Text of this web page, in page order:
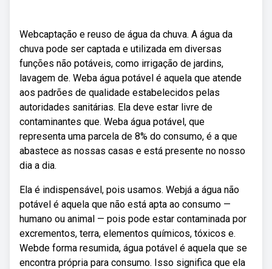
Webcaptação e reuso de água da chuva. A água da
chuva pode ser captada e utilizada em diversas
funções não potáveis, como irrigação de jardins,
lavagem de. Weba água potável é aquela que atende
aos padrões de qualidade estabelecidos pelas
autoridades sanitárias. Ela deve estar livre de
contaminantes que. Weba água potável, que
representa uma parcela de 8% do consumo, é a que
abastece as nossas casas e está presente no nosso
dia a dia.
Ela é indispensável, pois usamos. Webjá a água não
potável é aquela que não está apta ao consumo —
humano ou animal — pois pode estar contaminada por
excrementos, terra, elementos químicos, tóxicos e.
Webde forma resumida, água potável é aquela que se
encontra própria para consumo. Isso significa que ela